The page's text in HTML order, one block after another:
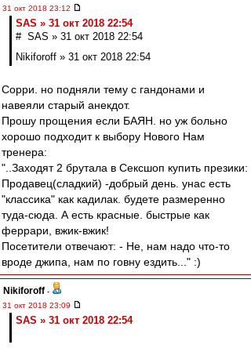
31 окт 2018 23:12
SAS » 31 окт 2018 22:54
# SAS » 31 окт 2018 22:54
Nikiforoff » 31 окт 2018 22:54
Сорри. но подняли тему с гандонами и
навеяли старый анекдот.
Прошу прощения если БАЯН. но уж больно
хорошо подходит к выбору Нового Нам
тренера:
"..Заходят 2 брутала в Сексшоп купить презики:
Продавец(сладкий) -добрый день. унас есть
"классика" как кадилак. будете размеренно
туда-сюда. А есть красные. быстрые как
феррари, вжик-вжик!
Посетители отвечают: - Не, нам надо что-то
вроде джипа, нам по говну ездить..." :)
Nikiforoff -
31 окт 2018 23:09
SAS » 31 окт 2018 22:54